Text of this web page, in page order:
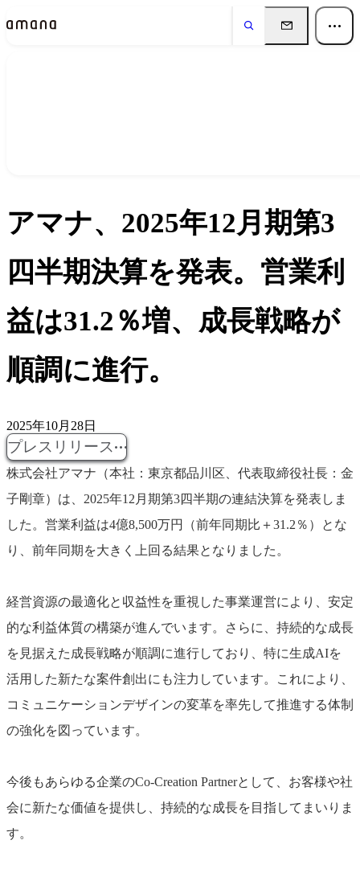
アマナ、2025年12月期第3
四半期決算を発表。営業利
益は31.2％増、成長戦略が
順調に進行。
2025年10月28日
プレスリリース
株式会社アマナ（本社：東京都品川区、代表取締役社長：金
子剛章）は、2025年12月期第3四半期の連結決算を発表しま
した。営業利益は4億8,500万円（前年同期比＋31.2％）とな
り、前年同期を大きく上回る結果となりました。
経営資源の最適化と収益性を重視した事業運営により、安定
的な利益体質の構築が進んでいます。さらに、持続的な成長
を見据えた成長戦略が順調に進行しており、特に生成AIを
活用した新たな案件創出にも注力しています。これにより、
コミュニケーションデザインの変革を率先して推進する体制
の強化を図っています。
今後もあらゆる企業のCo-Creation Partnerとして、お客様や社
会に新たな価値を提供し、持続的な成長を目指してまいりま
す。